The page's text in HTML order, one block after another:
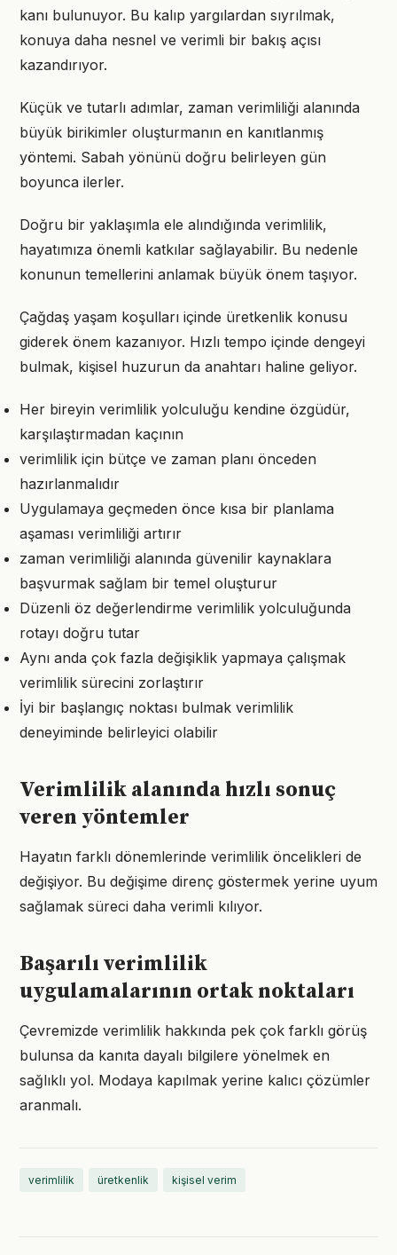
kanı bulunuyor. Bu kalıp yargılardan sıyrılmak,
konuya daha nesnel ve verimli bir bakış açısı
kazandırıyor.
Küçük ve tutarlı adımlar, zaman verimliliği alanında
büyük birikimler oluşturmanın en kanıtlanmış
yöntemi. Sabah yönünü doğru belirleyen gün
boyunca ilerler.
Doğru bir yaklaşımla ele alındığında verimlilik,
hayatımıza önemli katkılar sağlayabilir. Bu nedenle
konunun temellerini anlamak büyük önem taşıyor.
Çağdaş yaşam koşulları içinde üretkenlik konusu
giderek önem kazanıyor. Hızlı tempo içinde dengeyi
bulmak, kişisel huzurun da anahtarı haline geliyor.
Her bireyin verimlilik yolculuğu kendine özgüdür,
karşılaştırmadan kaçının
verimlilik için bütçe ve zaman planı önceden
hazırlanmalıdır
Uygulamaya geçmeden önce kısa bir planlama
aşaması verimliliği artırır
zaman verimliliği alanında güvenilir kaynaklara
başvurmak sağlam bir temel oluşturur
Düzenli öz değerlendirme verimlilik yolculuğunda
rotayı doğru tutar
Aynı anda çok fazla değişiklik yapmaya çalışmak
verimlilik sürecini zorlaştırır
İyi bir başlangıç noktası bulmak verimlilik
deneyiminde belirleyici olabilir
Verimlilik alanında hızlı sonuç
veren yöntemler
Hayatın farklı dönemlerinde verimlilik öncelikleri de
değişiyor. Bu değişime direnç göstermek yerine uyum
sağlamak süreci daha verimli kılıyor.
Başarılı verimlilik
uygulamalarının ortak noktaları
Çevremizde verimlilik hakkında pek çok farklı görüş
bulunsa da kanıta dayalı bilgilere yönelmek en
sağlıklı yol. Modaya kapılmak yerine kalıcı çözümler
aranmalı.
verimlilik üretkenlik kişisel verim